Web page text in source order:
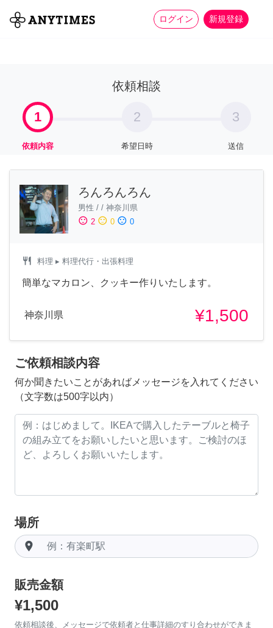
ログイン 新規登録
全て 家事 more_horiz
依頼相談
1
依頼内容
2
希望日時
3
送信
ろんろんろん
男性 / / 神奈川県
sentiment_satisfied 2 sentiment_neutral 0 sentiment_dissatisfied 0
restaurant 料理 ▸ 料理代行・出張料理
簡単なマカロン、クッキー作りいたします。
神奈川県 ¥1,500
ご依頼相談内容
何か聞きたいことがあればメッセージを入れてください
（文字数は500字以内）
場所
room
販売金額
¥1,500
依頼相談後、メッセージで依頼者と仕事詳細のすり合わせができま